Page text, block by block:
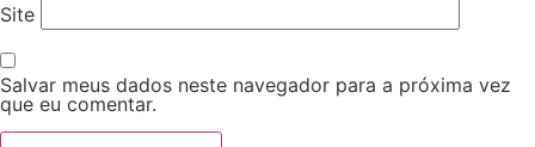
Site
Salvar meus dados neste navegador para a próxima vez
que eu comentar.